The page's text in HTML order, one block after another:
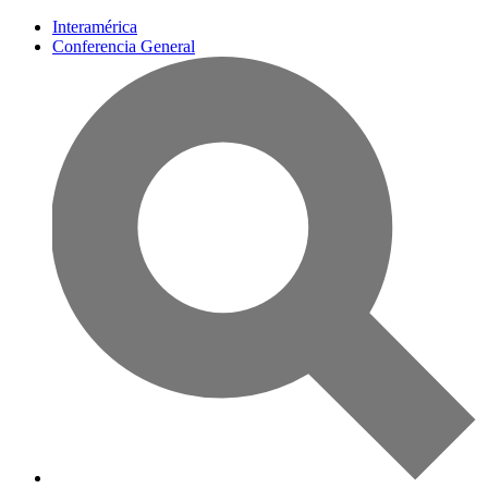
Interamérica
Conferencia General